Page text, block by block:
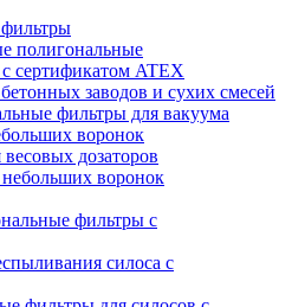
полигональные
сертификатом ATEX
заводов и сухих смесей
фильтры для вакуума
воронок
дозаторов
воронок
фильтры с
силоса c